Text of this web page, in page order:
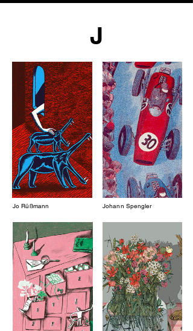
J
Jo Rüßmann Johann Spengler